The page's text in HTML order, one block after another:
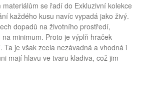
se řadí do Exkluzivní kolekce
každého kusu navíc vypadá jako živý.
dopadů na životního prostředí,
minimum. Proto je výplň hraček
je však zcela nezávadná a vhodná i
mají hlavu ve tvaru kladiva, což jim